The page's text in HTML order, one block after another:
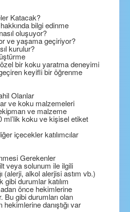
Katacak?
bilgi edinme
oluşuyor?
ve yaşama geçiriyor?
kurulur?
özel bir koku yaratma deneyimi
keyifli bir öğrenme
Olanlar
ve koku malzemeleri
ve malzeme
ml’lik koku ve kişisel etiket
içecekler katılımcılar
Gerekenler
veya solunum ile ilgili
(alerji, alkol alerjisi astım vb.)
gibi durumlar katılım
önce hekimlerine
Bu gibi durumları olan
hekimlerine danıştığı var